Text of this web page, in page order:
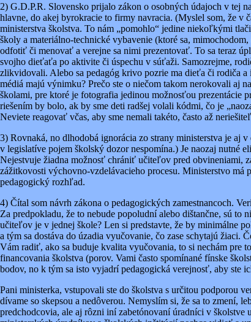
2) G.D.P.R. Slovensko prijalo zákon o osobných údajoch v tej
hlavne, do akej byrokracie to firmy navracia. (Myslel som, že v
ministerstva školstva. To nám „pomohlo“ jedine niekoľkými
školy a materiálno-technické vybavenie (ktoré sa,
odfotiť či menovať a verejne sa nimi prezentovať. To sa teraz
svojho dieťaťa po aktivite či úspechu v súťaži. Samozrejme,
zlikvidovali. Alebo sa pedagóg krivo pozrie ma dieťa či rodiča a
médiá majú výnimku? Prečo ste o niečom takom nerokovali aj
školami, pre ktoré je fotografia jedinou možnosťou prezentácie
riešením by bolo, ak by sme deti radšej volali kódmi, čo je
Neviete reagovať včas, aby sme nemali takéto, často až
3) Rovnaká, no dlhodobá ignorácia zo strany ministerstva je aj
v legislatíve pojem školský dozor nespomína.) Je naozaj
Nejestvuje žiadna možnosť chrániť učiteľov pred obvineniami,
zážitkovosti výchovno-vzdelávacieho procesu. Ministerstvo
pedagogický rozhľad.
4) Čítal som návrh zákona o pedagogických zamestnancoch.
Za predpokladu, že to nebude popoludní alebo dištančne, sú
učiteľov je v jednej škole? Len si predstavte, že by minimálne
a tým sa dostáva do úzadia vyučovanie, čo zase schytajú žiaci.
Vám radiť, ako sa buduje kvalita vyučovania, to si nechám pre
financovania školstva (porov. Vami často spomínané fínske
bodov, no k tým sa isto vyjadrí pedagogická verejnosť, aby ste
Pani ministerka, vstupovali ste do školstva s určitou podporou
dívame so skepsou a nedôverou. Nemyslím si, že sa to zmení,
predchodcovia, ale aj rôzni iní zabetónovaní úradníci v